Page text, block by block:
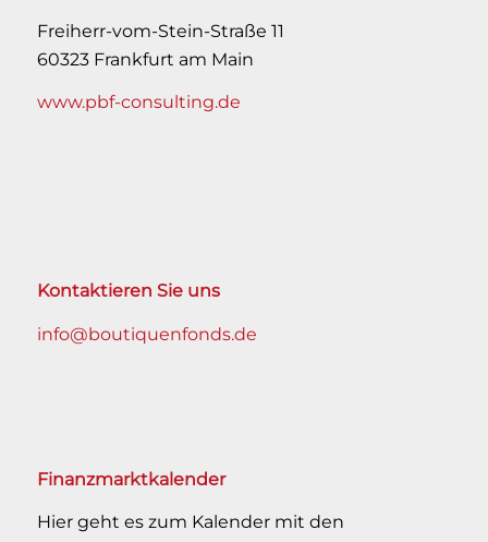
Freiherr-vom-Stein-Straße 11
60323 Frankfurt am Main
www.pbf-consulting.de
Kontaktieren Sie uns
info@boutiquenfonds.de
Finanzmarktkalender
Hier geht es zum Kalender mit den